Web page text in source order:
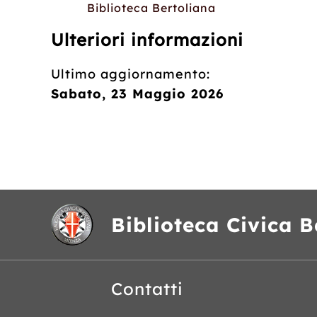
Biblioteca Bertoliana
Ulteriori informazioni
Ultimo aggiornamento:
Sabato, 23 Maggio 2026
Biblioteca Civica
Contatti